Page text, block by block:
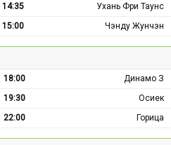
14:35
Ухань Фри Таунс
15:00 Чэнду Жунчэн
18:00
Динамо З
19:30
Осиек
22:00 Горица